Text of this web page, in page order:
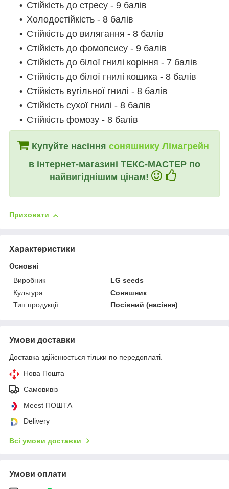
Стійкість до стресу - 9 балів
Холодостійкість - 8 балів
Стійкість до вилягання - 8 балів
Стійкість до фомопсису - 9 балів
Стійкість до білої гнилі коріння - 7 балів
Стійкість до білої гнилі кошика - 8 балів
Стійкість вугільної гнилі - 8 балів
Стійкість сухої гнилі - 8 балів
Стійкість фомозу - 8 балів
Купуйте насіння соняшнику Лімагрейн
в інтернет-магазині ТЕКС-МАСТЕР по
найвигіднішим цінам!
Приховати
Характеристики
Основні
Виробник
LG seeds
Культура
Соняшник
Тип продукції
Посівний (насіння)
Умови доставки
Доставка здійснюється тільки по передоплаті.
Нова Пошта
Самовивіз
Meest ПОШТА
Delivery
Всі умови доставки
Умови оплати